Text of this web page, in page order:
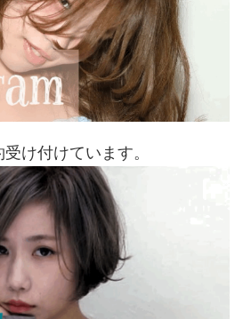
け付けています。